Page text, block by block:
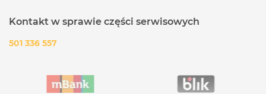
Kontakt w sprawie części serwisowych
501 336 557